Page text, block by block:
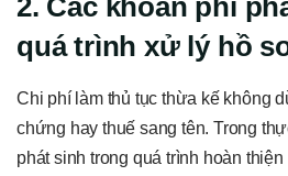
quá trình xử lý hồ
Chi phí làm thủ tục thừa kế không
chứng hay thuế sang tên. Trong
phát sinh trong quá trình hoàn